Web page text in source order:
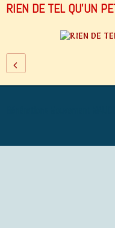
RIEN DE TEL QU'UN